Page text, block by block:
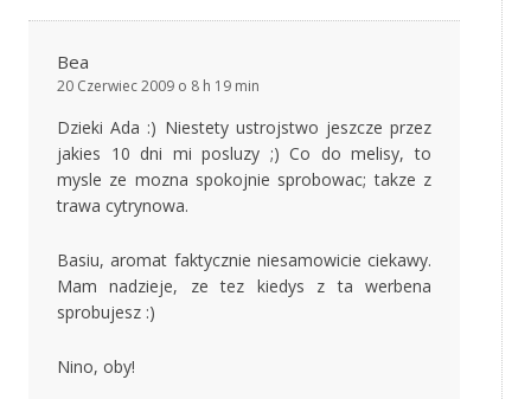
Bea
20 Czerwiec 2009 o 8 h 19 min
Dzieki Ada :) Niestety ustrojstwo jeszcze przez
jakies 10 dni mi posluzy ;) Co do melisy, to
mysle ze mozna spokojnie sprobowac; takze z
trawa cytrynowa.
Basiu, aromat faktycznie niesamowicie ciekawy.
Mam nadzieje, ze tez kiedys z ta werbena
sprobujesz :)
Nino, oby!